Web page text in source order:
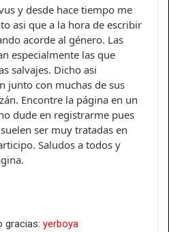
y desde hace tiempo me
asi que a la hora de escribir
acorde al género. Las
especialmente las que
salvajes. Dicho asi
junto con muchas de sus
Encontre la página en un
dude en registrarme pues
ser muy tratadas en
Saludos a todos y
gracias: yerboya